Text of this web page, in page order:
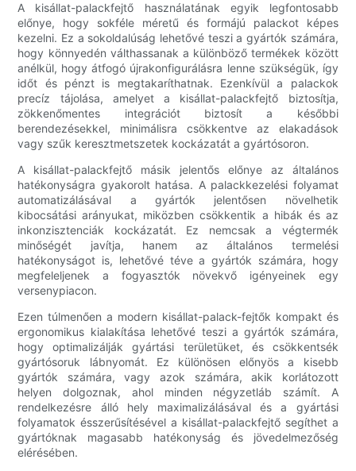
A kisállat-palackfejtő használatának egyik legfontosabb
előnye, hogy sokféle méretű és formájú palackot képes
kezelni. Ez a sokoldalúság lehetővé teszi a gyártók számára,
hogy könnyedén válthassanak a különböző termékek között
anélkül, hogy átfogó újrakonfigurálásra lenne szükségük, így
időt és pénzt is megtakaríthatnak. Ezenkívül a palackok
precíz tájolása, amelyet a kisállat-palackfejtő biztosítja,
zökkenőmentes integrációt biztosít a későbbi
berendezésekkel, minimálisra csökkentve az elakadások
vagy szűk keresztmetszetek kockázatát a gyártósoron.
A kisállat-palackfejtő másik jelentős előnye az általános
hatékonyságra gyakorolt ​​hatása. A palackkezelési folyamat
automatizálásával a gyártók jelentősen növelhetik
kibocsátási arányukat, miközben csökkentik a hibák és az
inkonzisztenciák kockázatát. Ez nemcsak a végtermék
minőségét javítja, hanem az általános termelési
hatékonyságot is, lehetővé téve a gyártók számára, hogy
megfeleljenek a fogyasztók növekvő igényeinek egy
versenypiacon.
Ezen túlmenően a modern kisállat-palack-fejtők kompakt és
ergonomikus kialakítása lehetővé teszi a gyártók számára,
hogy optimalizálják gyártási területüket, és csökkentsék
gyártósoruk lábnyomát. Ez különösen előnyös a kisebb
gyártók számára, vagy azok számára, akik korlátozott
helyen dolgoznak, ahol minden négyzetláb számít. A
rendelkezésre álló hely maximalizálásával és a gyártási
folyamatok ésszerűsítésével a kisállat-palackfejtő segíthet a
gyártóknak magasabb hatékonyság és jövedelmezőség
elérésében.